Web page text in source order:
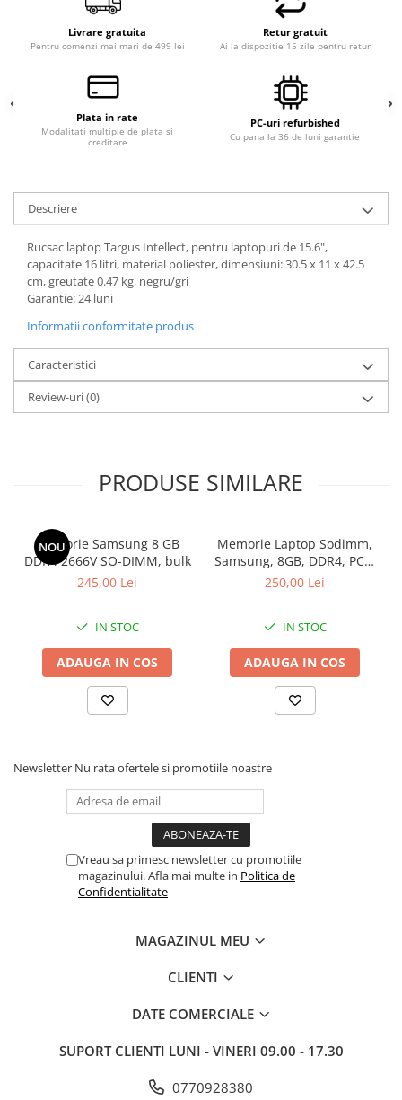
Livrare gratuita
Pentru comenzi mai mari de 499 lei
Retur gratuit
Ai la dispozitie 15 zile pentru retur
Plata in rate
Modalitati multiple de plata si
creditare
PC-uri refurbished
Cu pana la 36 de luni garantie
Descriere
Rucsac laptop Targus Intellect, pentru laptopuri de 15.6",
capacitate 16 litri, material poliester, dimensiuni: 30.5 x 11 x 42.5
cm, greutate 0.47 kg, negru/gri
Garantie: 24 luni
Informatii conformitate produs
Caracteristici
Review-uri(0)
PRODUSE SIMILARE
NOU
Memorie Samsung 8 GB
DDR4 2666V SO-DIMM, bulk
245,00 Lei
IN STOC
ADAUGA IN COS
Memorie Laptop Sodimm,
Samsung, 8GB, DDR4, PC4-
2400, bulk
250,00 Lei
IN STOC
ADAUGA IN COS
Newsletter Nu rata ofertele si promotiile noastre
Vreau sa primesc newsletter cu promotiile
magazinului. Afla mai multe in Politica de
Confidentialitate
MAGAZINUL MEU
CLIENTI
DATE COMERCIALE
SUPORT CLIENTI LUNI - VINERI 09.00 - 17.30
0770928380